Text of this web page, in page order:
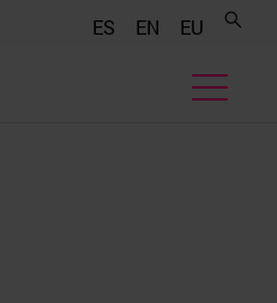
ES EN EU